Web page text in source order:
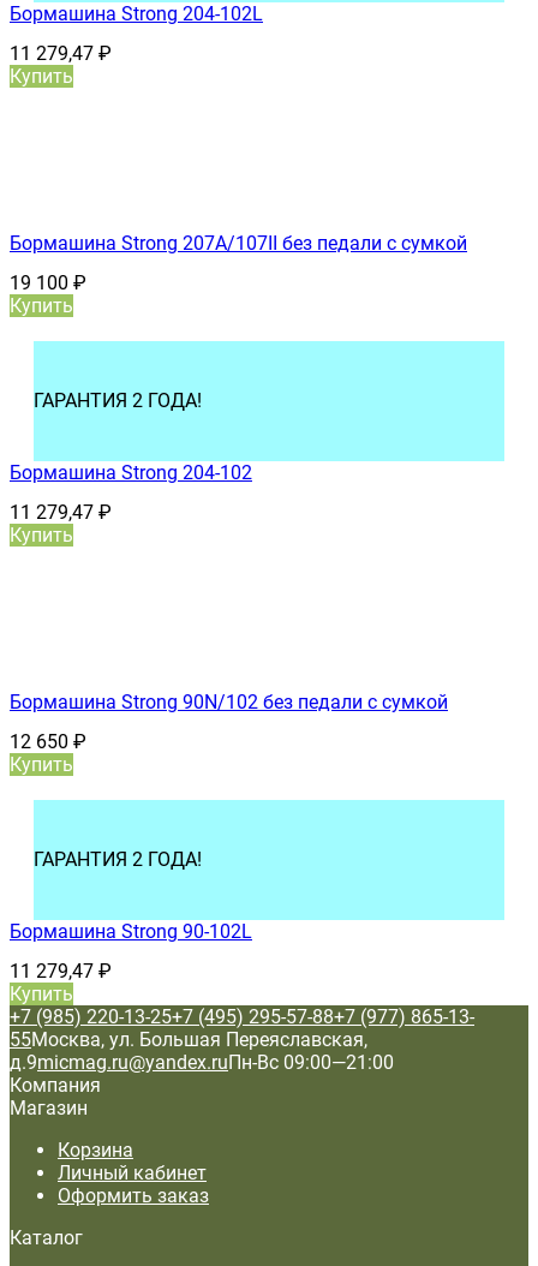
Бормашина Strong 204-102L
11 279,47 ₽
Купить
Бормашина Strong 207А/107II без педали с сумкой
19 100 ₽
Купить
ГАРАНТИЯ 2 ГОДА!
Бормашина Strong 204-102
11 279,47 ₽
Купить
Бормашина Strong 90N/102 без педали с сумкой
12 650 ₽
Купить
ГАРАНТИЯ 2 ГОДА!
Бормашина Strong 90-102L
11 279,47 ₽
Купить
+7 (985) 220-13-25+7 (495) 295-57-88+7 (977) 865-13-
55Москва, ул. Большая Переяславская,
д.9micmag.ru@yandex.ruПн-Вс 09:00—21:00
Компания
Магазин
Корзина
Личный кабинет
Оформить заказ
Каталог